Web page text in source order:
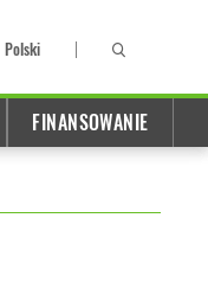
Polski
FINANSOWANIE